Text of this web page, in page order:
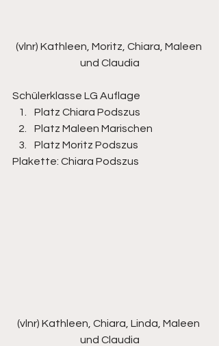
(vlnr) Kathleen, Moritz, Chiara, Maleen
und Claudia
Schülerklasse LG Auflage
Platz Chiara Podszus
Platz Maleen Marischen
Platz Moritz Podszus
Plakette: Chiara Podszus
(vlnr) Kathleen, Chiara, Linda, Maleen
und Claudia